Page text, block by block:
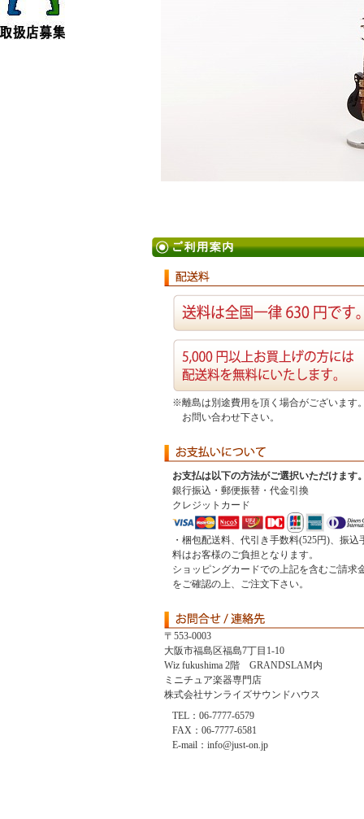
※離島は別途費用を頂く場合がございます
お問い合わせ下さい。
お支払は以下の方法がご選択いただけます
銀行振込・郵便振替・代金引換
クレジットカード
・梱包配送料、代引き手数料(525円)、振込
料はお客様のご負担となります。
ショッピングカードでの上記を含むご請求
をご確認の上、ご注文下さい。
〒553-0003
大阪市福島区福島7丁目1-10
Wiz fukushima 2階 GRANDSLAM内
ミニチュア楽器専門店
株式会社サンライズサウンドハウス
TEL：06-7777-6579
FAX：06-7777-6581
E-mail：info@just-on.jp